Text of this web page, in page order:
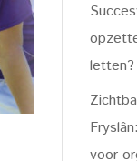
letten?
voor